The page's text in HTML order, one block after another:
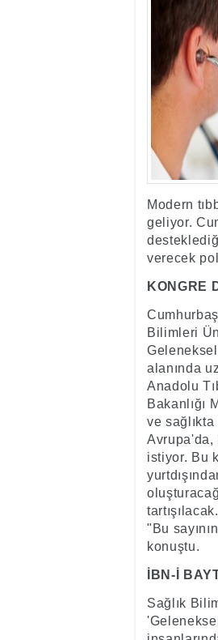
Modern
geliyor.
verecek
KONGRE
Bilimleri
Geleneksel
alanında
Anadolu
Bakanlığı
ve
Avrupa'da,
istiyor. Bu
"Bu
konuştu.
İBN-İ
Sağlık